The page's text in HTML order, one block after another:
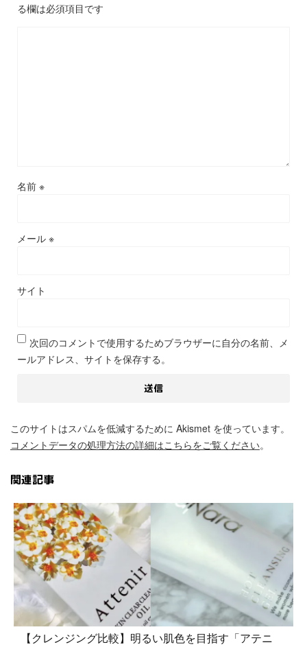
る欄は必須項目です
名前 ※
メール ※
サイト
次回のコメントで使用するためブラウザーに自分の名前、メ
ールアドレス、サイトを保存する。
このサイトはスパムを低減するために Akismet を使っています。
コメントデータの処理方法の詳細はこちらをご覧ください。
関連記事
【クレンジング比較】明るい肌色を目指す「アテニ